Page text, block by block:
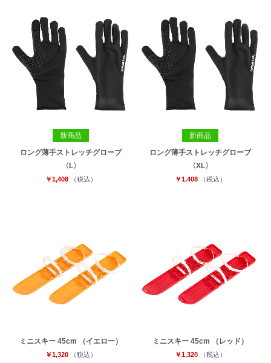
新商品
ロング薄手ストレッチグローブ
〈L〉
￥1,408 （税込）
新商品
ロング薄手ストレッチグローブ
〈XL〉
￥1,408 （税込）
ミニスキー 45cm （イエロー）
￥1,320 （税込）
ミニスキー 45cm （レッド）
￥1,320 （税込）